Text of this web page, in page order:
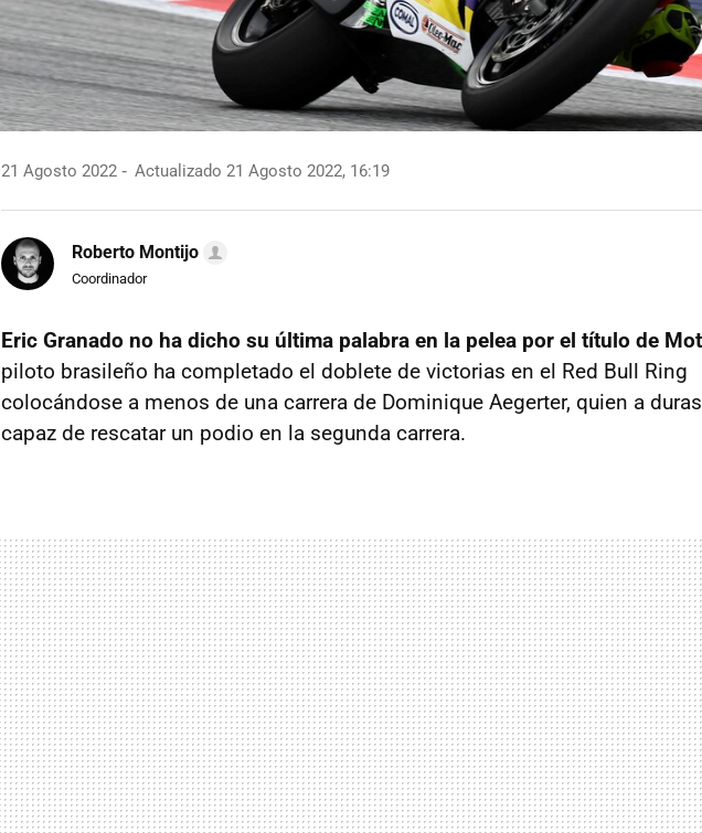
21 Agosto 2022 Actualizado 21 Agosto 2022, 16:19
Roberto Montijo
Coordinador
Eric Granado no ha dicho su última palabra en la pelea por el título de
piloto brasileño ha completado el doblete de victorias en el Red Bull Ring
colocándose a menos de una carrera de Dominique Aegerter, quien a
capaz de rescatar un podio en la segunda carrera.